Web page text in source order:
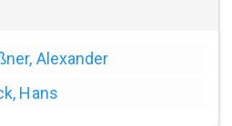
Alexander
Hans